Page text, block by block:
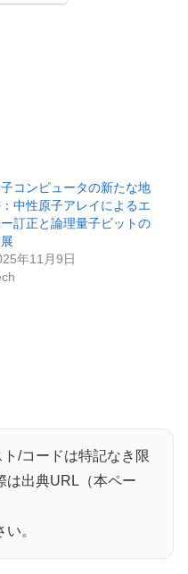
コンピュータの新たな地
中性原子アレイによるエ
訂正と論理量子ビットの
年11月9日
ト/コードは特記なき限
は出典URL（本ペー
。